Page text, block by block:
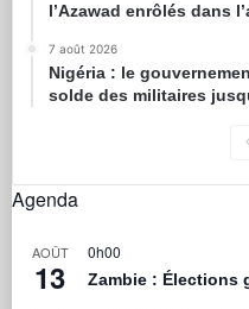
l’Azawad enrôlés dans
7 août 2026
Nigéria : le
solde des militaires
Agenda
AOÛT
13
0h00
Zambie : Élections